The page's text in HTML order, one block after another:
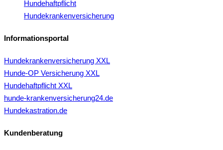
Hundehaftpflicht
Hundekrankenversicherung
Informationsportal
Hundekrankenversicherung XXL
Hunde-OP Versicherung XXL
Hundehaftpflicht XXL
hunde-krankenversicherung24.de
Hundekastration.de
Kundenberatung